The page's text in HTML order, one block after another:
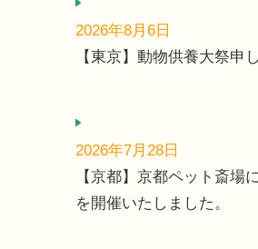
2026年8月6日
【東京】動物供養大祭申
2026年7月28日
【京都】京都ペット斎場
を開催いたしました。